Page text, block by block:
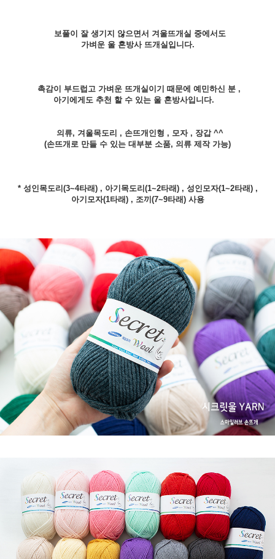
보풀이 잘 생기지 않으면서 겨울뜨개실 중에서도
가벼운 울 혼방사 뜨개실입니다.
촉감이 부드럽고 가벼운 뜨개실이기 때문에 예민하신 분 ,
아기에게도 추천 할 수 있는 울 혼방사입니다.
의류, 겨울목도리 , 손뜨개인형 , 모자 , 장갑 ^^
(손뜨개로 만들 수 있는 대부분 소품, 의류 제작 가능)
* 성인목도리(3~4타래) , 아기목도리(1~2타래) , 성인모자(1~2타래) ,
아기모자(1타래) , 조끼(7~9타래) 사용